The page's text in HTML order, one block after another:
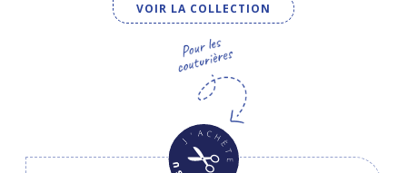
VOIR LA COLLECTION